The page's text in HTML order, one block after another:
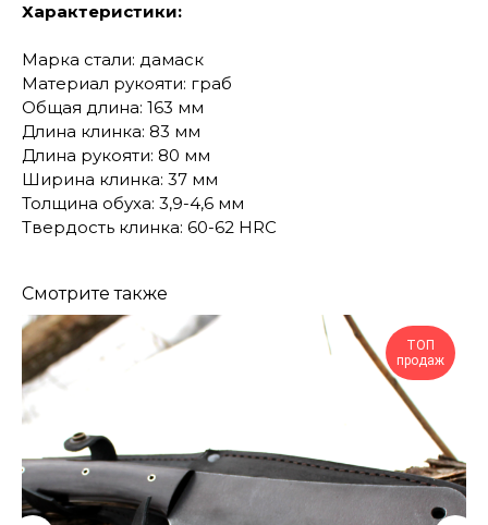
Характеристики:
Марка стали: дамаск
Материал рукояти: граб
Общая длина: 163 мм
Длина клинка: 83 мм
Длина рукояти: 80 мм
Ширина клинка: 37 мм
Толщина обуха: 3,9-4,6 мм
Твердость клинка: 60-62 HRC
Смотрите также
ТОП
продаж
КОНТАКТЫ
Консультации по телефону и онлайн.
Будем рады продемонстрировать вам
нашу продукцию. Позвоните нам или